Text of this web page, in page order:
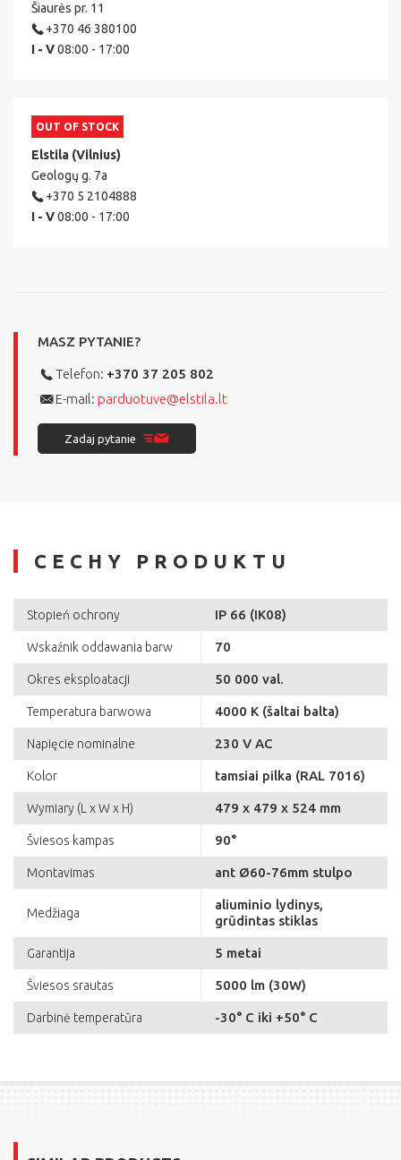
Šiaurės pr. 11
+370 46 380100
I - V08:00 - 17:00
OUT OF STOCK
Elstila (Vilnius)
Geologų g. 7a
+370 5 2104888
I - V08:00 - 17:00
MASZ PYTANIE?
Telefon: +370 37 205 802
E-mail: parduotuve@elstila.lt
Zadaj pytanie
CECHY PRODUKTU
Stopień ochrony IP 66 (IK08)
Wskaźnik oddawania barw 70
Okres eksploatacji 50 000 val.
Temperatura barwowa 4000 K (šaltai balta)
Napięcie nominalne 230 V AC
Kolor tamsiai pilka (RAL 7016)
Wymiary (L x W x H) 479 x 479 x 524 mm
Šviesos kampas 90°
Montavimas ant Ø60-76mm stulpo
Medžiaga
aliuminio lydinys,
grūdintas stiklas
Garantija 5 metai
Šviesos srautas 5000 lm (30W)
Darbinė temperatūra -30° C iki +50° C